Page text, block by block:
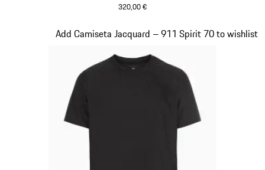
320,00 €
Add Camiseta Jacquard – 911 Spirit 70 to wishlist
Diapositiva 6 de 8